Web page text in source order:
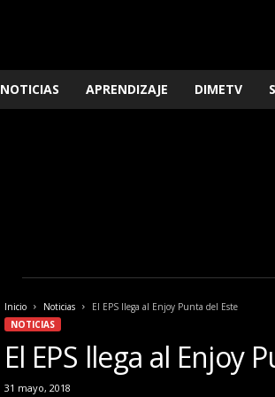
o
a
s
NOTICIAS APRENDIZAJE DIMETV
Inicio Noticias
El EPS llega al Enjoy Punta del Este
NOTICIAS
El EPS llega al Enjoy
31 mayo, 2018